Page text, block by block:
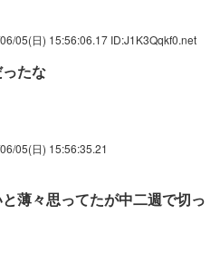
06/05(日) 15:56:06.17 ID:J1K3Qqkf0.net
たな
05(日) 15:56:35.21
薄々思ってたが中二週で切っ